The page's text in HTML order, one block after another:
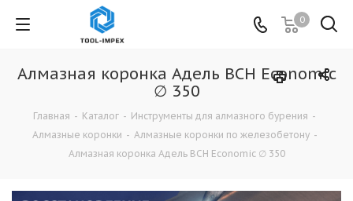
0
Алмазная коронка Адель BCH Economic
∅ 350
Главная - Каталог - Инструменты для алмазного бурения -
Алмазные коронки - Алмазные коронки по железобетону -
Алмазная коронка Адель BCH Economic ∅ 350